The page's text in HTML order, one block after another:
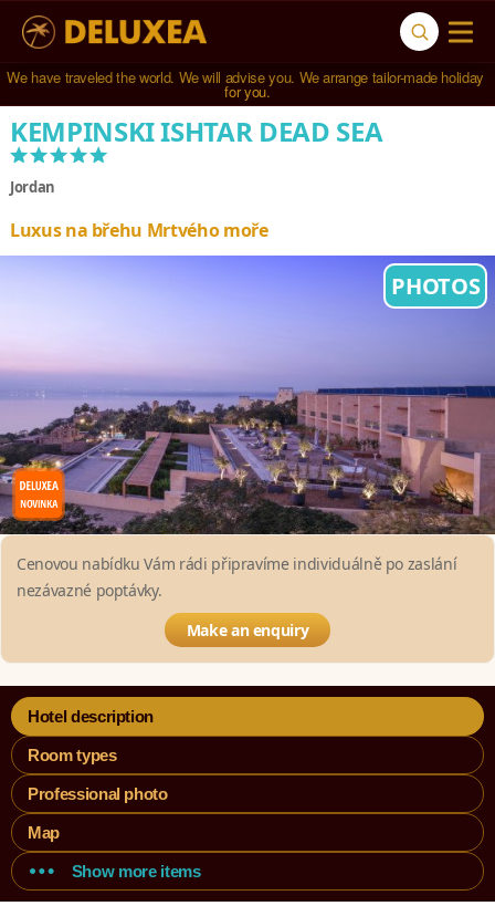
Navštívili jsme 791 hotelů ve 123 zemích světa.
We have traveled the world. We will advise you. We arrange tailor-made holiday
for you.
KEMPINSKI ISHTAR DEAD SEA
*****
Jordan
Luxus na břehu Mrtvého moře
PHOTOS
Cenovou nabídku Vám rádi připravíme individuálně po zaslání
nezávazné poptávky.
Make an enquiry
Hotel description
Room types
Professional photo
Map
Show more items